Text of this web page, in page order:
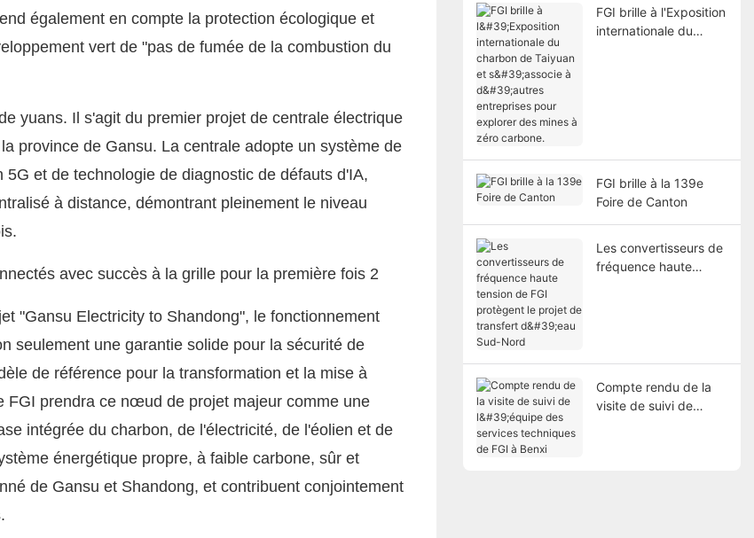
également en compte la protection écologique et
vert de "pas de fumée de la combustion du
yuans. Il s'agit du premier projet de centrale électrique
province de Gansu. La centrale adopte un système de
et de technologie de diagnostic de défauts d'IA,
à distance, démontrant pleinement le niveau
"Gansu Electricity to Shandong", le fonctionnement
seulement une garantie solide pour la sécurité de
de référence pour la transformation et la mise à
FGI prendra ce nœud de projet majeur comme une
intégrée du charbon, de l'électricité, de l'éolien et de
énergétique propre, à faible carbone, sûr et
de Gansu et Shandong, et contribuent conjointement
FGI brille à l'Exposition
internationale du
FGI brille à la 139e
Foire de Canton
Les convertisseurs de
fréquence haute
Compte rendu de la
visite de suivi de